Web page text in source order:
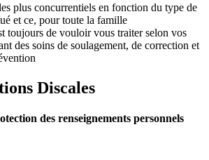
plus concurrentiels en fonction du type de
et ce, pour toute la famille
toujours de vouloir vous traiter selon vos
des soins de soulagement, de correction et
Discales
des renseignements personnels